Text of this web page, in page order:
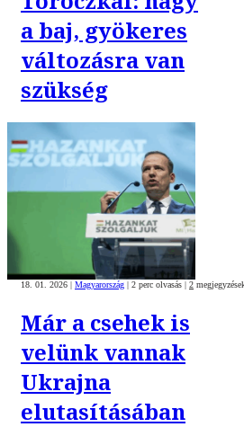
a baj, gyökeres
változásra van
szükség
18. 01. 2026 | Magyarország | 2 perc olvasás | 2
Már a csehek is
velünk vannak
Ukrajna
elutasításában